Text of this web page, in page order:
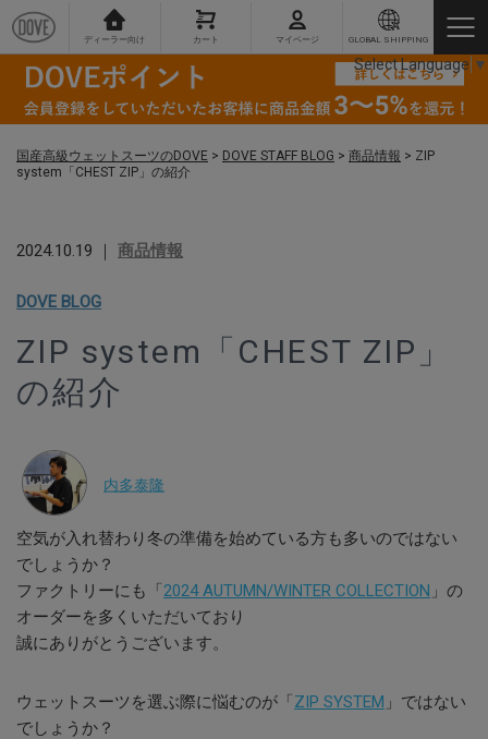
ディーラー向け カート マイページ GLOBAL SHIPPING
国産高級ウェットスーツのDOVE > DOVE STAFF BLOG > 商品情報 > ZIP
system「CHEST ZIP」の紹介
2024.10.19 ｜ 商品情報
DOVE BLOG
ZIP system「CHEST ZIP」
の紹介
内多泰隆
空気が入れ替わり冬の準備を始めている方も多いのではない
でしょうか？
ファクトリーにも「2024 AUTUMN/WINTER COLLECTION 」の
オーダーを多くいただいており
誠にありがとうございます。
ウェットスーツを選ぶ際に悩むのが「ZIP SYSTEM 」ではない
でしょうか？
Select Language ▼